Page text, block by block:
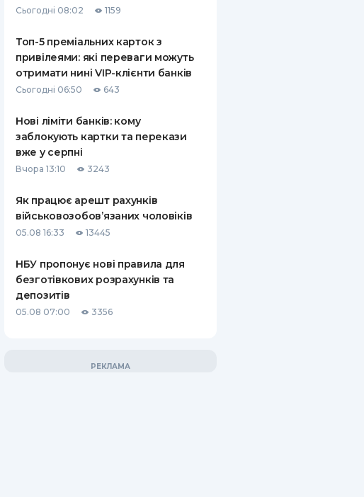
ВСІ СТРАХОВІ ПОЛІСИ
СТРАХОВІ КОМПАНІЇ
ВІДГУКИ ПРО СТРАХОВІ
КОМПАНІЇ
Сьогодні 08:02 1159
Топ-5 преміальних карток з
привілеями: які переваги можуть
отримати нині VIP-клієнти банків
Сьогодні 06:50 643
Нові ліміти банків: кому
заблокують картки та перекази
вже у серпні
Вчора 13:10 3243
Як працює арешт рахунків
військовозобов’язаних чоловіків
05.08 16:33 13445
НБУ пропонує нові правила для
безготівкових розрахунків та
депозитів
05.08 07:00 3356